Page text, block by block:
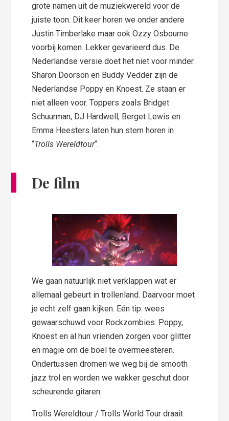
grote namen uit de muziekwereld voor de
juiste toon. Dit keer horen we onder andere
Justin Timberlake maar ook Ozzy Osbourne
voorbij komen. Lekker gevarieerd dus. De
Nederlandse versie doet het niet voor minder.
Sharon Doorson en Buddy Vedder zijn de
Nederlandse Poppy en Knoest. Ze staan er
niet alleen voor. Toppers zoals Bridget
Schuurman, DJ Hardwell, Berget Lewis en
Emma Heesters laten hun stem horen in
“Trolls Wereldtour“.
De film
We gaan natuurlijk niet verklappen wat er
allemaal gebeurt in trollenland. Daarvoor moet
je echt zelf gaan kijken. Eén tip: wees
gewaarschuwd voor Rockzombies. Poppy,
Knoest en al hun vrienden zorgen voor glitter
en magie om de boel te overmeesteren.
Ondertussen dromen we weg bij de smooth
jazz trol en worden we wakker geschut door
scheurende gitaren.
Trolls Wereldtour / Trolls World Tour draait